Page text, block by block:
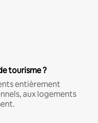
tourisme ?
entièrement
aux logements